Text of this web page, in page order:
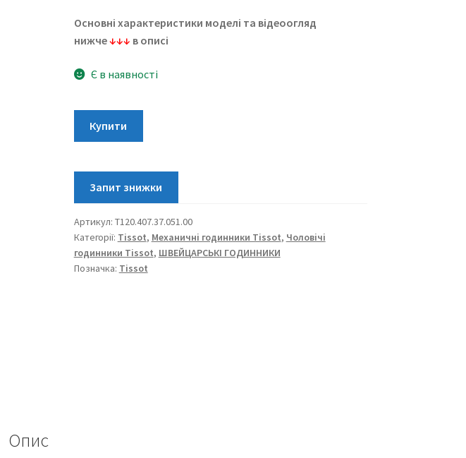
Основні характеристики моделі та відеоогляд
нижче↓↓↓ в описі
Є в наявності
Seastar
Powermatic
T120.407.37.051.00
кількість
Купити
Артикул: T120.407.37.051.00
Категорії: Tissot, Механичні годинники Tissot, Чоловічі
годинники Tissot, ШВЕЙЦАРСЬКІ ГОДИННИКИ
Позначка: Tissot
Опис